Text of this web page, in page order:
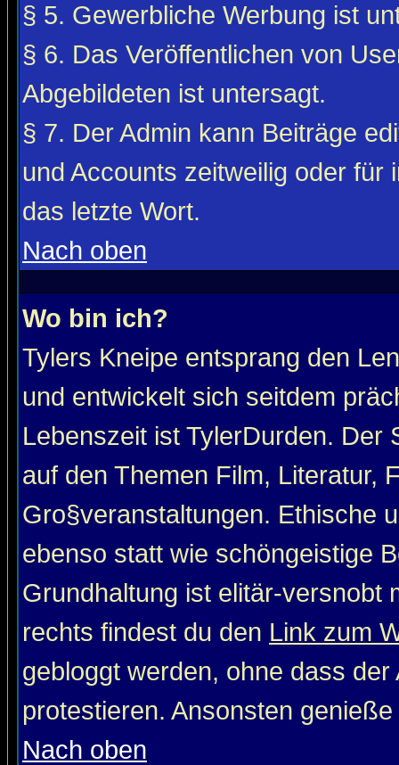
§ 5. Gewerbliche Werbung ist
§ 6. Das Veröffentlichen von
Abgebildeten ist untersagt.
§ 7. Der Admin kann Beiträge
und Accounts zeitweilig oder
das letzte Wort.
Nach oben
Wo bin ich?
Tylers Kneipe entsprang den
und entwickelt sich seitdem
Lebenszeit ist TylerDurden. Der
auf den Themen Film, Literatur,
Gro§veranstaltungen. Ethische
ebenso statt wie schöngeistige
Grundhaltung ist elitär-versnobt
rechts findest du den Link zum
gebloggt werden, ohne dass
protestieren. Ansonsten
Nach oben